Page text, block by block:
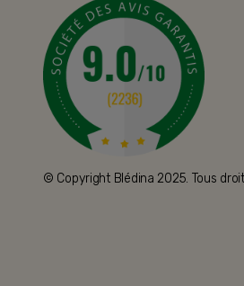
© Copyright Blédina 2025. Tous